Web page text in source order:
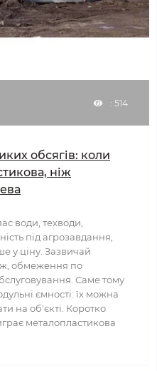
: 514
обсягів: коли
ніж
води, техводи,
під агрозавдання,
у ціну. Зазвичай
обмеження по
Саме тому
ємності: їх можна
на об'єкті. Коротко
металопластикова